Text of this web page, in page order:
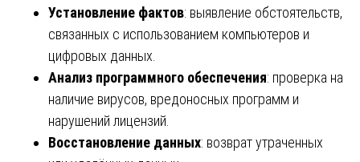
Установление фактов: выявление обстоятельств,
связанных с использованием компьютеров и
цифровых данных.
Анализ программного обеспечения: проверка на
наличие вирусов, вредоносных программ и
нарушений лицензий.
Восстановление данных: возврат утраченных